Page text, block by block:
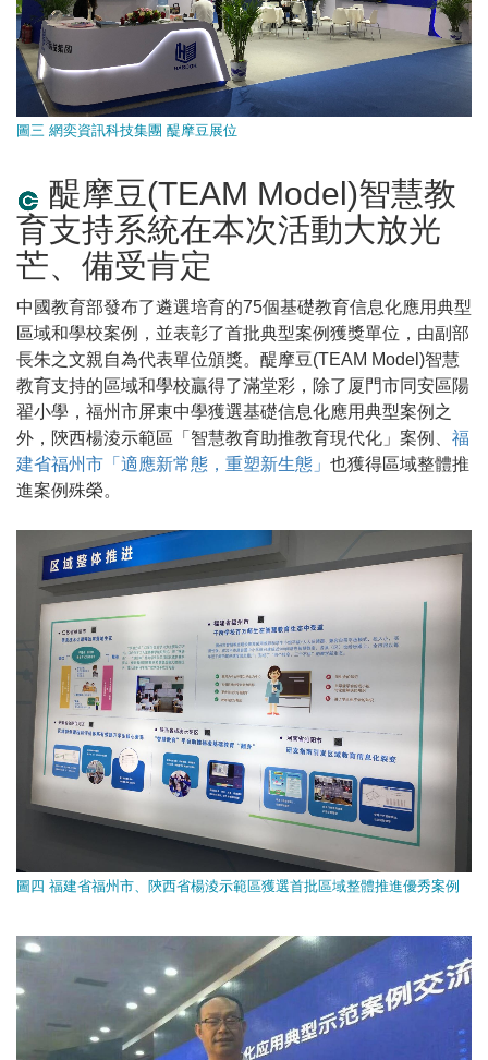
圖三 網奕資訊科技集團 醍摩豆展位
醍摩豆(TEAM Model)智慧教
育支持系統在本次活動大放光
芒、備受肯定
中國教育部發布了遴選培育的75個基礎教育信息化應用典型
區域和學校案例，並表彰了首批典型案例獲獎單位，由副部
長朱之文親自為代表單位頒獎。醍摩豆(TEAM Model)智慧
教育支持的區域和學校贏得了滿堂彩，除了厦門市同安區陽
翟小學，福州市屏東中學獲選基礎信息化應用典型案例之
外，陝西楊淩示範區「智慧教育助推教育現代化」案例、 福
建省福州市「適應新常態，重塑新生態」 也獲得區域整體推
進案例殊榮。
圖四 福建省福州市、陝西省楊淩示範區獲選首批區域整體推進優秀案例